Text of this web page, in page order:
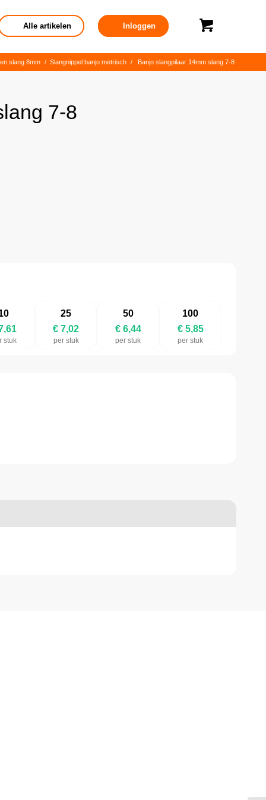
Alle artikelen Inloggen
slang 8mm / Slangnippel banjo metrisch / Banjo slangpilaar 14mm slang 7-8
7-8
stuk
25
€ 7,02
per stuk
50
€ 6,44
per stuk
100
€ 5,85
per stuk